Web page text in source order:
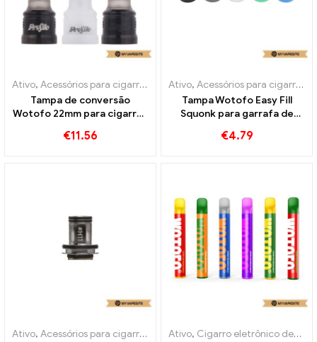
Ativo, Acessórios para cigarros eletrônicos
Tampa de conversão
Wotofo 22mm para cigarros
atacado丨Personalizado
€11.56
Ativo, Acessórios para cigarros eletrônicos
Tampa Wotofo Easy Fill
Squonk para garrafa de
cigarros atacado丨
€4.79
Ativo, Acessórios para cigarros eletrônicos
Ativo, Cigarro eletrônico descartável com nicotina